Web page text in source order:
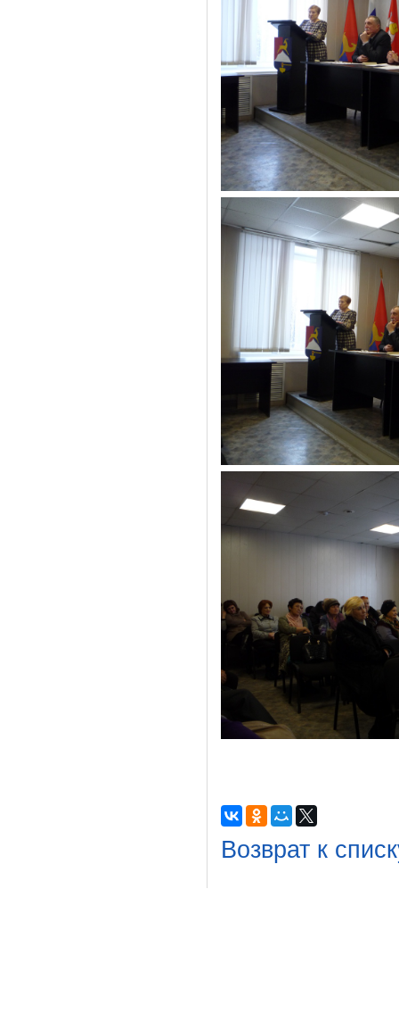
Возврат к